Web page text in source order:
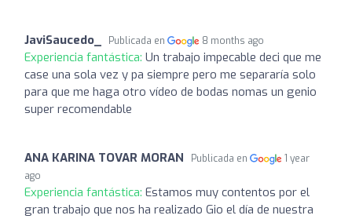
JaviSaucedo_ Publicada en 8 months ago
Experiencia fantástica: Un trabajo impecable deci que me
case una sola vez y pa siempre pero me separaría solo
para que me haga otro vídeo de bodas nomas un genio
super recomendable
ANA KARINA TOVAR MORAN Publicada en
1 year
ago
Experiencia fantástica: Estamos muy contentos por el
gran trabajo que nos ha realizado Gio el día de nuestra